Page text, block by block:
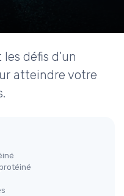
défis d'un
atteindre votre